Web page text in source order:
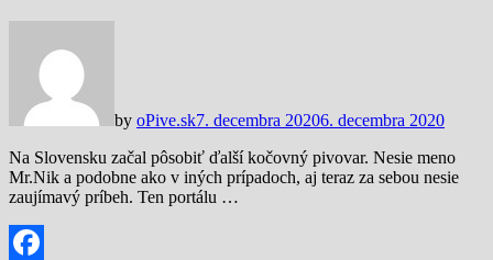
by oPive.sk7. decembra 20206. decembra 2020
Na Slovensku začal pôsobiť ďalší kočovný pivovar. Nesie meno
Mr.Nik a podobne ako v iných prípadoch, aj teraz za sebou nesie
zaujímavý príbeh. Ten portálu …